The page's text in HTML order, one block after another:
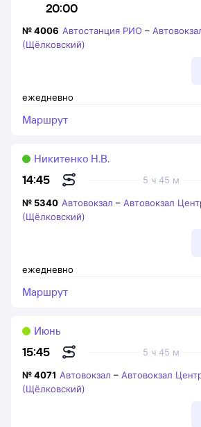
20:00
ежедневно
№4006 Автостанция РИО –
(Щёлковский)
Маршрут
14:45 5 ч 45 м
Никитенко Н.В.
ежедневно
№ 5340 Автовокзал – Автовокзал
(Щёлковский)
Маршрут
15:45 5 ч 45 м
Июнь
№4071 Автовокзал – Автовокзал
(Щёлковский)